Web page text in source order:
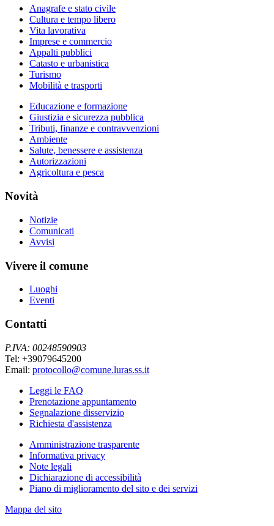
Anagrafe e stato civile
Cultura e tempo libero
Vita lavorativa
Imprese e commercio
Appalti pubblici
Catasto e urbanistica
Turismo
Mobilità e trasporti
Educazione e formazione
Giustizia e sicurezza pubblica
Tributi, finanze e contravvenzioni
Ambiente
Salute, benessere e assistenza
Autorizzazioni
Agricoltura e pesca
Novità
Notizie
Comunicati
Avvisi
Vivere il comune
Luoghi
Eventi
Contatti
P.IVA: 00248590903
Tel: +39079645200
Email: protocollo@comune.luras.ss.it
Leggi le FAQ
Prenotazione appuntamento
Segnalazione disservizio
Richiesta d'assistenza
Amministrazione trasparente
Informativa privacy
Note legali
Dichiarazione di accessibilità
Piano di miglioramento del sito e dei servizi
Mappa del sito